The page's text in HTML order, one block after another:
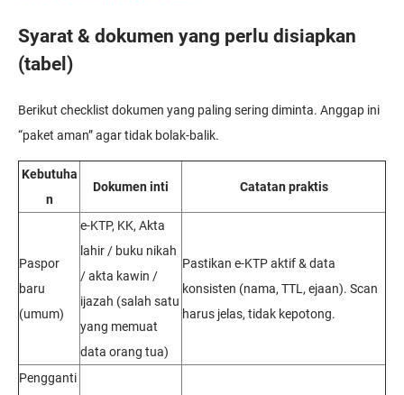
Syarat & dokumen yang perlu disiapkan
(tabel)
Berikut checklist dokumen yang paling sering diminta. Anggap ini
“paket aman” agar tidak bolak-balik.
Kebutuha
n
Dokumen inti Catatan praktis
Paspor
baru
(umum)
e-KTP, KK, Akta
lahir / buku nikah
/ akta kawin /
ijazah (salah satu
yang memuat
data orang tua)
Pastikan e-KTP aktif & data
konsisten (nama, TTL, ejaan). Scan
harus jelas, tidak kepotong.
Pengganti